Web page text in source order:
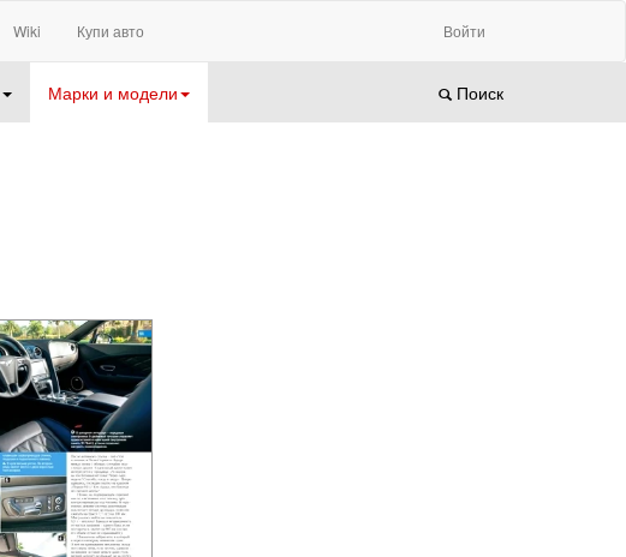
Wiki Купи авто Войти
Марки и модели Поиск